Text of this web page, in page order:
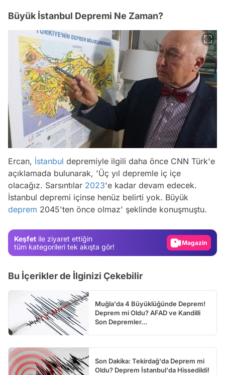
Büyük İstanbul Depremi Ne Zaman?
Ercan, İstanbul depremiyle ilgili daha önce CNN Türk'e
açıklamada bulunarak, 'Üç yıl depremle iç içe
olacağız. Sarsıntılar 2023'e kadar devam edecek.
İstanbul depremi içinse henüz belirti yok. Büyük
deprem 2045'ten önce olmaz' şeklinde konuşmuştu.
Keşfet ile ziyaret ettiğin
tüm kategorileri tek akışta gör!
Gündem
Magazin
Video
Bu İçerikler de İlginizi Çekebilir
Muğla'da 4 Büyüklüğünde Deprem!
Deprem mi Oldu? AFAD ve Kandilli
Son Depremler…
Son Dakika: Tekirdağ'da Deprem mi
Oldu? Deprem İstanbul'da Hissedildi!